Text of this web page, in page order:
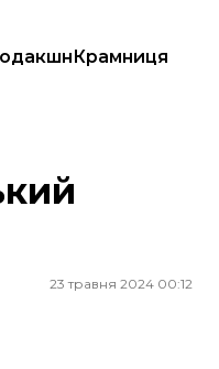
Крамниця
23 травня 2024 00:12